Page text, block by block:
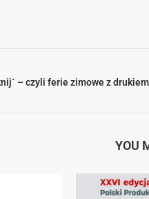
– czyli ferie zimowe z drukiem
YOU